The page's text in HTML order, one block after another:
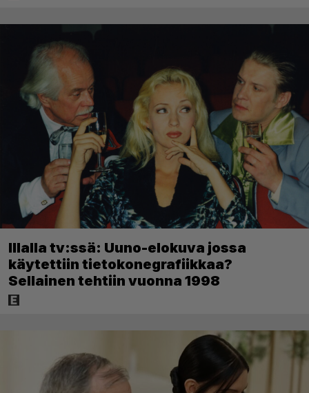
Illalla tv:ssä: Uuno-elokuva jossa
käytettiin tietokonegrafiikkaa?
Sellainen tehtiin vuonna 1998